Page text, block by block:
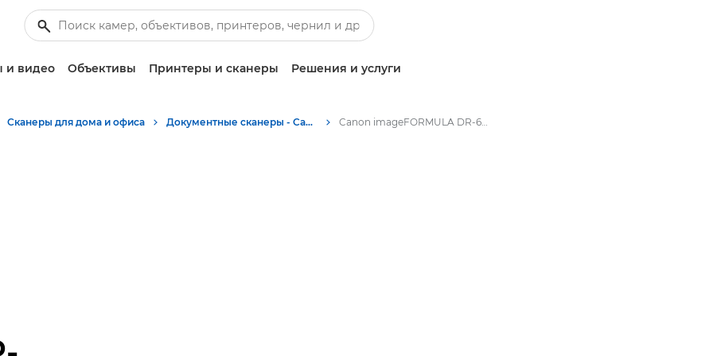
и видео Объективы Принтеры и сканеры Решения и услуги
Сканеры для дома и офиса Документные сканеры - Canon Tajikistan Canon imageFORMULA DR-6010C - Документные сканеры